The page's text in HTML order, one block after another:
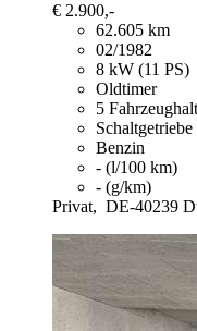
€ 2.900,-
62.605 km
02/1982
8 kW (11 PS)
Oldtimer
5
Schaltgetriebe
Benzin
- (l/100 km)
- (g/km)
Privat, DE-40239